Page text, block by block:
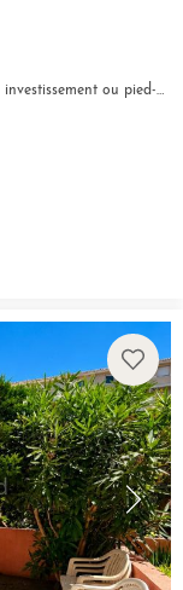
ou pied-à-terre